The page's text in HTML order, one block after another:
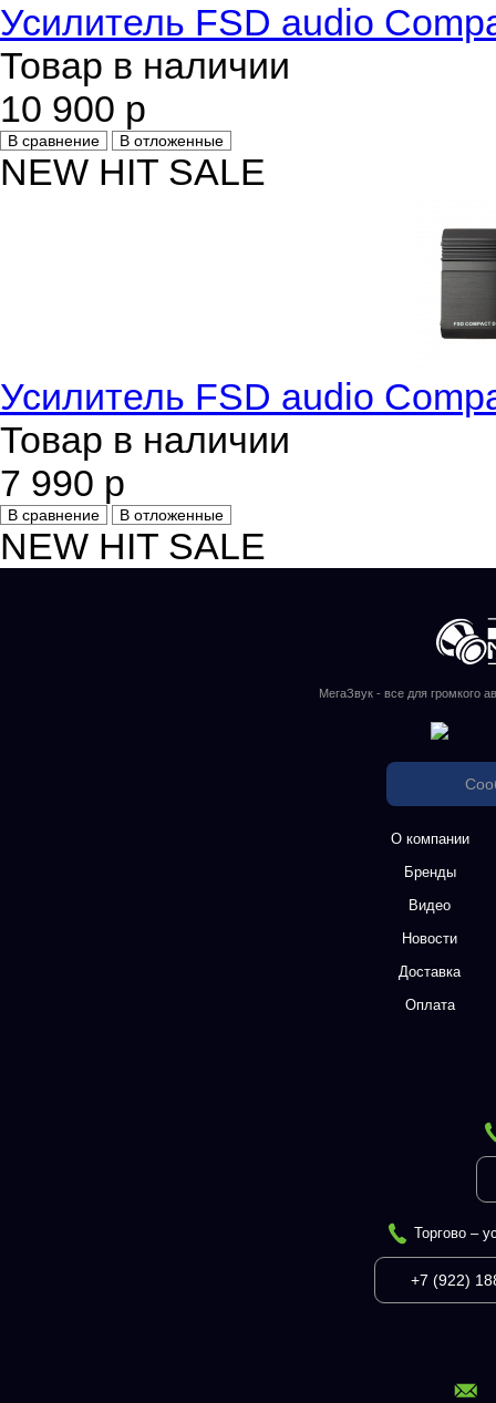
Усилитель FSD audio
Товар в наличии
10 900 р
В сравнение В отложенные
NEW HIT SALE
Усилитель FSD audio
Товар в наличии
7 990 р
В сравнение В отложенные
NEW HIT SALE
МегаЗвук - все для громкого
О компании
Бренды
Видео
Новости
Доставка
Оплата
Торгово –
+7 (922)